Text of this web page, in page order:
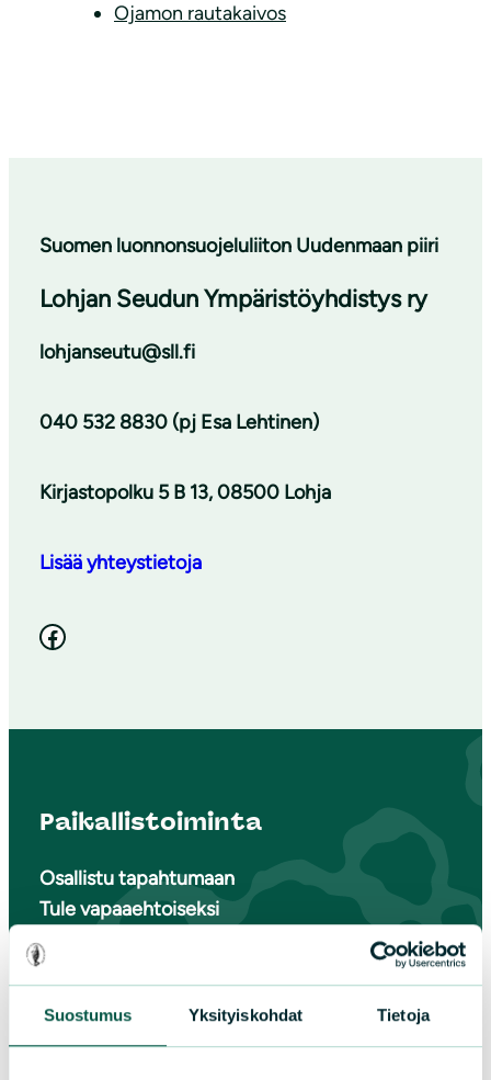
Suostumus Yksityiskohdat Tietoja
Ojamon rautakaivos
Suomen luonnonsuojeluliiton Uudenmaan piiri
Lohjan Seudun Ympäristöyhdistys ry
lohjanseutu@sll.fi
040 532 8830 (pj Esa Lehtinen)
Kirjastopolku 5 B 13, 08500 Lohja
Lisää yhteystietoja
Facebook
Paikallistoiminta
Osallistu tapahtumaan
Tule vapaaehtoiseksi
Liity jäseneksi
Piirit ja yhdistykset